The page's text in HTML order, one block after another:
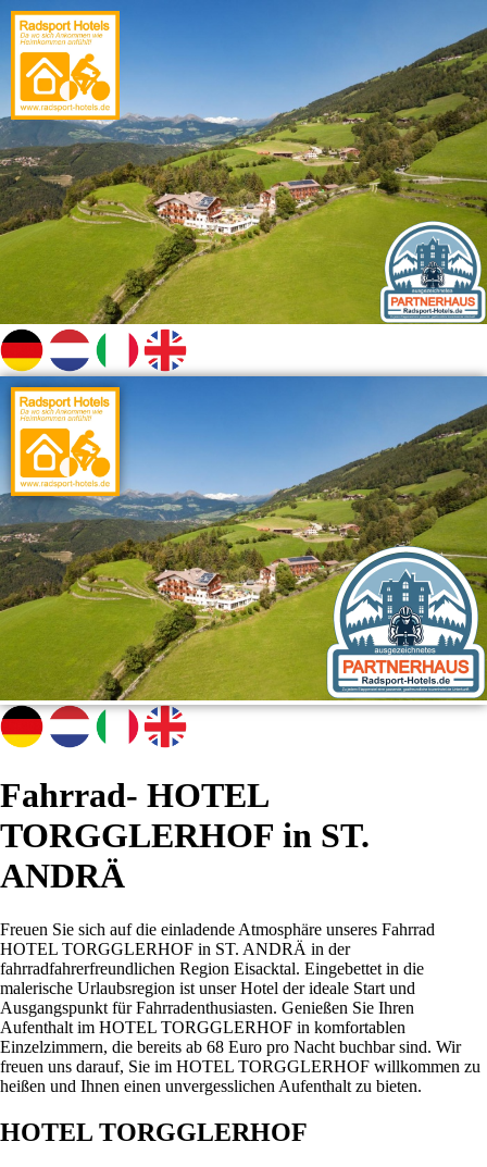
Fahrrad- HOTEL
TORGGLERHOF in ST.
ANDRÄ
Freuen Sie sich auf die einladende Atmosphäre unseres Fahrrad
HOTEL TORGGLERHOF in ST. ANDRÄ in der
fahrradfahrerfreundlichen Region Eisacktal. Eingebettet in die
malerische Urlaubsregion ist unser Hotel der ideale Start und
Ausgangspunkt für Fahrradenthusiasten. Genießen Sie Ihren
Aufenthalt im HOTEL TORGGLERHOF in komfortablen
Einzelzimmern, die bereits ab 68 Euro pro Nacht buchbar sind. Wir
freuen uns darauf, Sie im HOTEL TORGGLERHOF willkommen zu
heißen und Ihnen einen unvergesslichen Aufenthalt zu bieten.
HOTEL TORGGLERHOF